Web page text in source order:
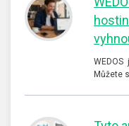
Můžete